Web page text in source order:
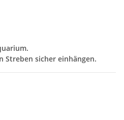
Streben sicher einhängen.